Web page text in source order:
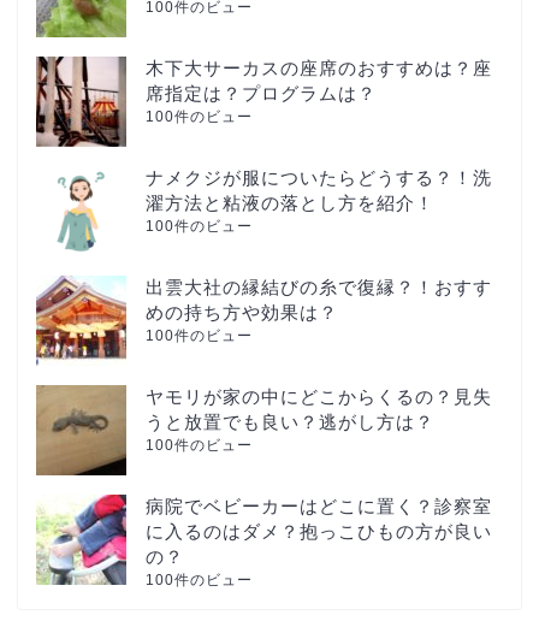
100件のビュー
木下大サーカスの座席のおすすめは？座
席指定は？プログラムは？
100件のビュー
ナメクジが服についたらどうする？！洗
濯方法と粘液の落とし方を紹介！
100件のビュー
出雲大社の縁結びの糸で復縁？！おすす
めの持ち方や効果は？
100件のビュー
ヤモリが家の中にどこからくるの？見失
うと放置でも良い？逃がし方は？
100件のビュー
病院でベビーカーはどこに置く？診察室
に入るのはダメ？抱っこひもの方が良い
の？
100件のビュー